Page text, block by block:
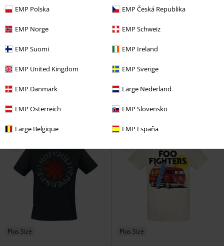
EMP Polska EMP Česká Republika
EMP Norge EMP Schweiz
EMP Suomi EMP Ireland
EMP United Kingdom EMP Sverige
EMP Danmark Large Nederland
EMP Österreich EMP Slovensko
Large Belgique EMP España
€ 48,99
Mein Land Rammstein
s krátkym rukávom
Od
WashIt Away
Punch
Tričko
Plus Size Plus Size